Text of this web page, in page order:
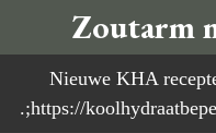
direct
naar
de
Zoutarm
Nieuwe KHA
.;https://